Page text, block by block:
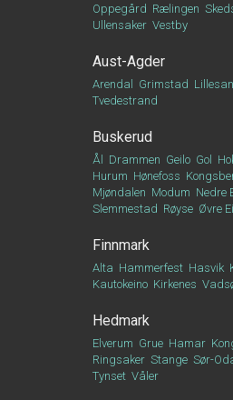
Oppegård Rælingen
Ullensaker Vestby
Aust-Agder
Arendal Grimstad
Tvedestrand
Buskerud
Ål Drammen Geilo Gol
Hurum Hønefoss
Mjøndalen Modum Nedre
Slemmestad Røyse Øvre
Finnmark
Alta Hammerfest Hasvik
Kautokeino Kirkenes
Hedmark
Elverum Grue Hamar
Ringsaker Stange Sør-
Tynset Våler